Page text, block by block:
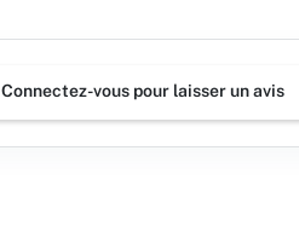
Connectez-vous pour laisser un avis